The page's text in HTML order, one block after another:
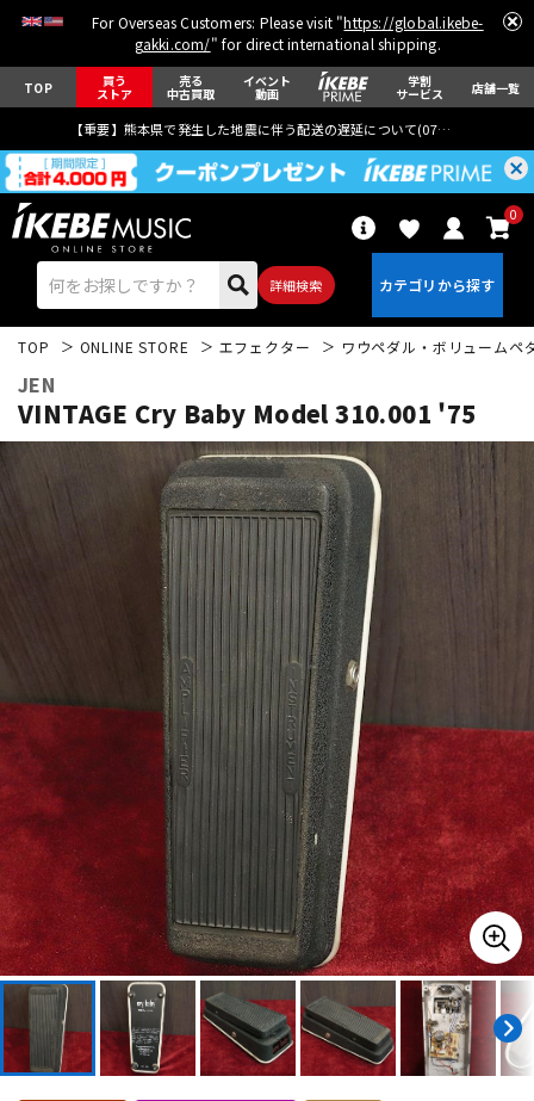
For Overseas Customers: Please visit "https://global.ikebe-
gakki.com/" for direct international shipping.
TOP 買う
ストア
売る
中古買取
イベント
動画
学割
サービス 店舗一覧
【重要】熊本県で発生した地震に伴う配送の遅延について(07月29日
詳細検索
0
エレキギター アコギ/エレアコ
ウクレレ
パーカッション
キーボード 電子ピアノ
その他楽器
アンプ エフェクター
DJ機器
TOP ONLINE STORE エフェクター ワウペダル・ボリュームペ
JEN
VINTAGE Cry Baby Model 310.001 '75